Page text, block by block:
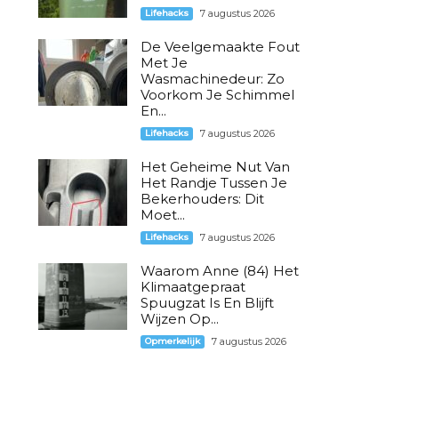
Lifehacks 7 augustus 2026
De Veelgemaakte Fout
Met Je
Wasmachinedeur: Zo
Voorkom Je Schimmel
En...
Lifehacks 7 augustus 2026
Het Geheime Nut Van
Het Randje Tussen Je
Bekerhouders: Dit
Moet...
Lifehacks 7 augustus 2026
Waarom Anne (84) Het
Klimaatgepraat
Spuugzat Is En Blijft
Wijzen Op...
Opmerkelijk 7 augustus 2026